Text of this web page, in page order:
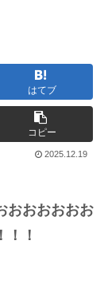
はてブ
コピー
2025.12.19
おおおおおお
！